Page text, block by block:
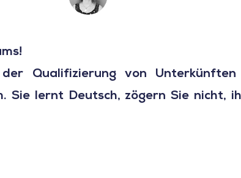
Qualifizierung von Unterkünften
Sie lernt Deutsch, zögern Sie nicht,